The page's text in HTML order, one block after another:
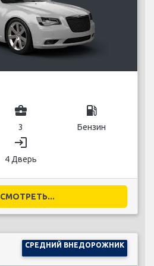
business_center
3
local_gas_station
Бензин
login
4 Дверь
СРЕДНИЙ ВНЕДОРОЖНИК